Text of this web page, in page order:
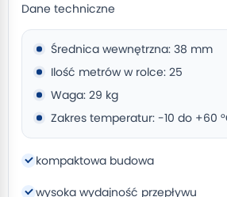
Dane techniczne
Średnica wewnętrzna: 38 mm
Ilość metrów w rolce: 25
Waga: 29 kg
Zakres temperatur: -10 do +60
kompaktowa budowa
wysoka wydajność przepływu